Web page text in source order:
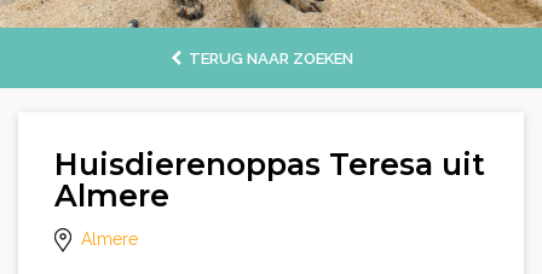
TERUG NAAR ZOEKEN
Huisdierenoppas Teresa uit
Almere
Almere